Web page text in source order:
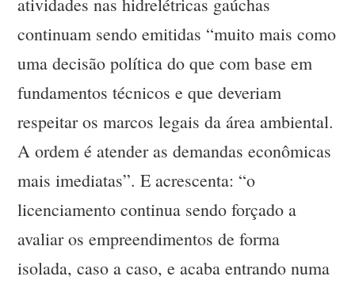
atividades nas hidrelétricas gaúchas
continuam sendo emitidas “muito mais como
uma decisão política do que com base em
fundamentos técnicos e que deveriam
respeitar os marcos legais da área ambiental.
A ordem é atender as demandas econômicas
mais imediatas”. E acrescenta: “o
licenciamento continua sendo forçado a
avaliar os empreendimentos de forma
isolada, caso a caso, e acaba entrando numa